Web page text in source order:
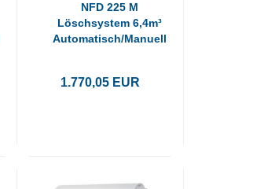
NFD 225 M
Löschsystem 6,4m³
Automatisch/Manuell
1.770,05 EUR